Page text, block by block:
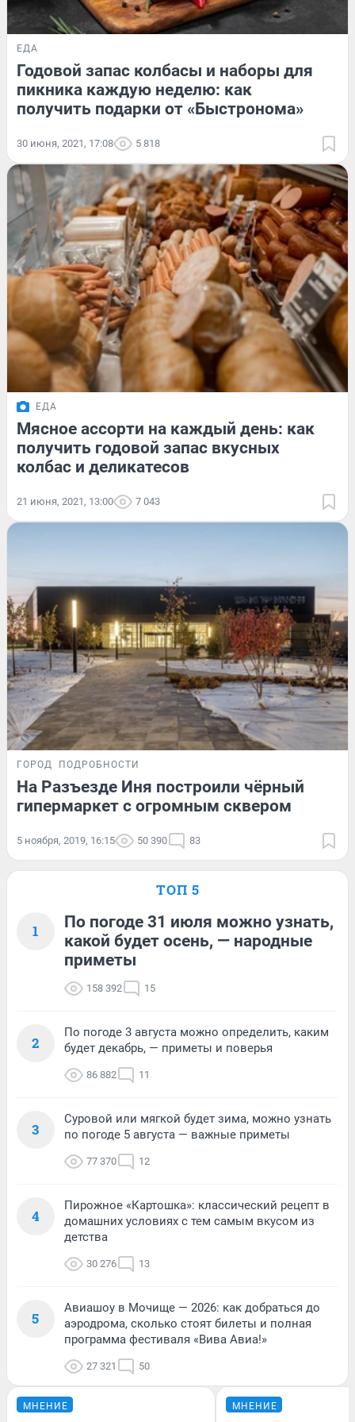
ЕДА
Годовой запас колбасы и наборы для
пикника каждую неделю: как
получить подарки от «Быстронома»
30 июня, 2021, 17:08 5 818
ЕДА
Мясное ассорти на каждый день: как
получить годовой запас вкусных
колбас и деликатесов
21 июня, 2021, 13:00 7 043
ГОРОД ПОДРОБНОСТИ
На Разъезде Иня построили чёрный
гипермаркет с огромным сквером
5 ноября, 2019, 16:15 50 390 83
ТОП 5
1
По погоде 31 июля можно узнать,
какой будет осень, — народные
приметы
158 392 15
2
По погоде 3 августа можно определить, каким
будет декабрь, — приметы и поверья
86 882 11
3
Суровой или мягкой будет зима, можно узнать
по погоде 5 августа — важные приметы
77 370 12
4
Пирожное «Картошка»: классический рецепт в
домашних условиях с тем самым вкусом из
детства
30 276 13
5
Авиашоу в Мочище — 2026: как добраться до
аэродрома, сколько стоят билеты и полная
программа фестиваля «Вива Авиа!»
27 321 50
МНЕНИЕ МНЕНИЕ